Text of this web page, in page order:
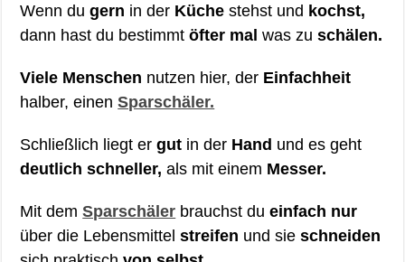
Wenn dugern in der Küche stehst und kochst,
dann hast du bestimmtöfter mal was zuschälen.
Viele Menschen nutzen hier, der Einfachheit
halber, einenSparschäler.
Schließlich liegt ergut in der Hand und es geht
deutlich schneller, als mit einem Messer.
Mit demSparschäler brauchst dueinfach nur
über die Lebensmittelstreifen und sieschneiden